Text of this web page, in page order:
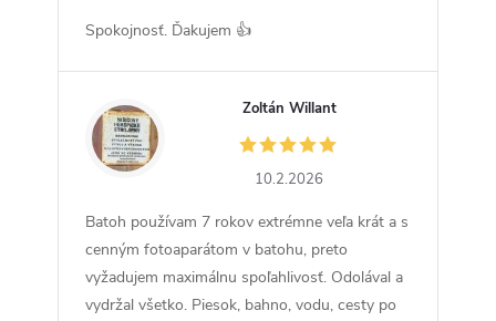
Spokojnosť. Ďakujem 👍
ZW
Zoltán Willant
10.2.2026
Batoh používam 7 rokov extrémne veľa krát a s
cenným fotoaparátom v batohu, preto
vyžadujem maximálnu spoľahlivosť. Odolával a
vydržal všetko. Piesok, bahno, vodu, cesty po